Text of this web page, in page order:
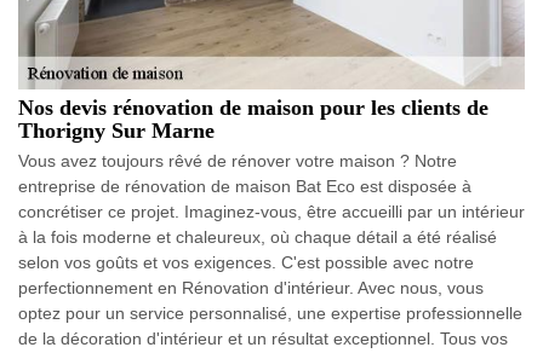
Nos devis rénovation de maison pour les clients de
Thorigny Sur Marne
Vous avez toujours rêvé de rénover votre maison ? Notre
entreprise de rénovation de maison Bat Eco est disposée à
concrétiser ce projet. Imaginez-vous, être accueilli par un intérieur
à la fois moderne et chaleureux, où chaque détail a été réalisé
selon vos goûts et vos exigences. C'est possible avec notre
perfectionnement en Rénovation d'intérieur. Avec nous, vous
optez pour un service personnalisé, une expertise professionnelle
de la décoration d'intérieur et un résultat exceptionnel. Tous vos